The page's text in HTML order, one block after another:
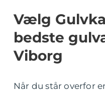
Vælg
bedste
Viborg
Når du står overfor